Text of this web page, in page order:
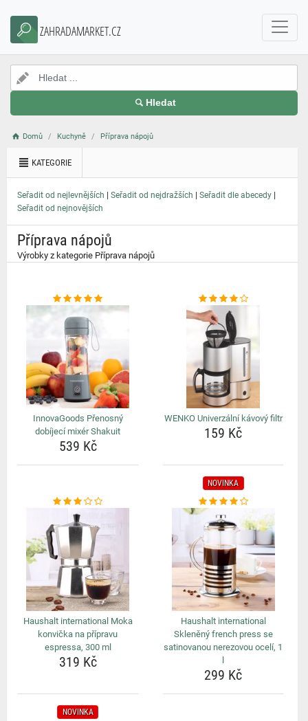
ZAHRADAMARKET.CZ
Hledat
Domů Kuchyně Příprava nápojů
KATEGORIE
Seřadit od nejlevnějších | Seřadit od nejdražších | Seřadit dle abecedy |
Seřadit od nejnovějších
Příprava nápojů
Výrobky z kategorie Příprava nápojů
InnovaGoods Přenosný
dobíjecí mixér Shakuit
539 Kč
WENKO Univerzální kávový filtr
159 Kč
Haushalt international Moka
konvička na přípravu
espressa, 300 ml
319 Kč
NOVINKA
Haushalt international
Skleněný french press se
satinovanou nerezovou ocelí, 1
299 Kč
NOVINKA